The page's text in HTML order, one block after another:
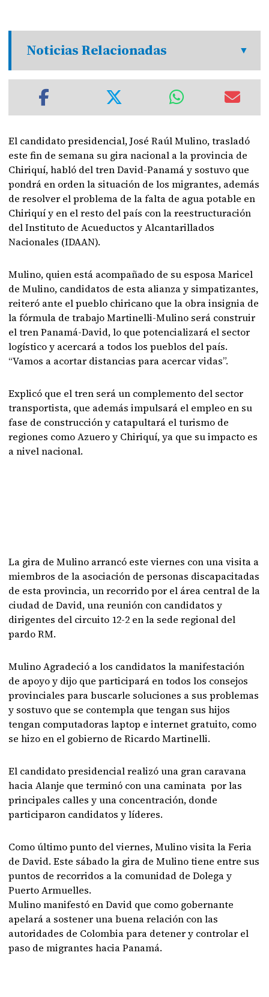
Noticias Relacionadas
El candidato presidencial, José Raúl Mulino, trasladó
este fin de semana su gira nacional a la provincia de
Chiriquí, habló del tren David-Panamá y sostuvo que
pondrá en orden la situación de los migrantes, además
de resolver el problema de la falta de agua potable en
Chiriquí y en el resto del país con la reestructuración
del Instituto de Acueductos y Alcantarillados
Nacionales (IDAAN).
Mulino, quien está acompañado de su esposa Maricel
de Mulino, candidatos de esta alianza y simpatizantes,
reiteró ante el pueblo chiricano que la obra insignia de
la fórmula de trabajo Martinelli-Mulino será construir
el tren Panamá-David, lo que potencializará el sector
logístico y acercará a todos los pueblos del país.
“Vamos a acortar distancias para acercar vidas”.
Explicó que el tren será un complemento del sector
transportista, que además impulsará el empleo en su
fase de construcción y catapultará el turismo de
regiones como Azuero y Chiriquí, ya que su impacto es
a nivel nacional.
La gira de Mulino arrancó este viernes con una visita a
miembros de la asociación de personas discapacitadas
de esta provincia, un recorrido por el área central de la
ciudad de David, una reunión con candidatos y
dirigentes del circuito 12-2 en la sede regional del
pardo RM.
Mulino Agradeció a los candidatos la manifestación
de apoyo y dijo que participará en todos los consejos
provinciales para buscarle soluciones a sus problemas
y sostuvo que se contempla que tengan sus hijos
tengan computadoras laptop e internet gratuito, como
se hizo en el gobierno de Ricardo Martinelli.
El candidato presidencial realizó una gran caravana
hacia Alanje que terminó con una caminata por las
principales calles y una concentración, donde
participaron candidatos y líderes.
Como último punto del viernes, Mulino visita la Feria
de David. Este sábado la gira de Mulino tiene entre sus
puntos de recorridos a la comunidad de Dolega y
Puerto Armuelles.
Mulino manifestó en David que como gobernante
apelará a sostener una buena relación con las
autoridades de Colombia para detener y controlar el
paso de migrantes hacia Panamá.